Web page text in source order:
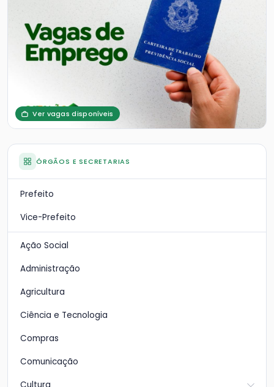
Ver vagas disponíveis
ÓRGÃOS E SECRETARIAS
Prefeito
Vice-Prefeito
Ação Social
Administração
Agricultura
Ciência e Tecnologia
Compras
Comunicação